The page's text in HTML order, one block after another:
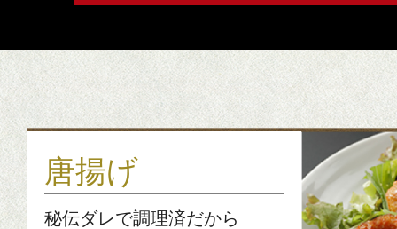
唐揚げ
秘伝ダレで調理済だから